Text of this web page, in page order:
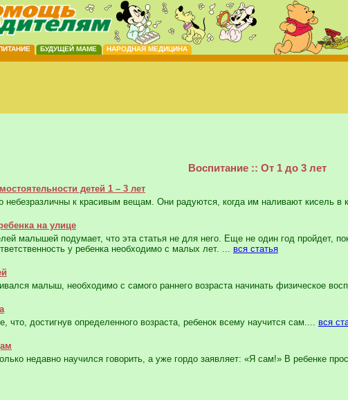
БУДУЩЕЙ МАМЕ НАРОДНАЯ МЕДИЦИНА
Воспитание :: От 1 до 3 лет
детей 1 – 3 лет
небезразличны к красивым вещам. Они радуются, когда им наливают кисель в
на улице
малышей подумает, что эта статья не для него. Еще не один год пройдет,
у ребенка необходимо с малых лет. ... вся статья
малыш, необходимо с самого раннего возраста начинать физическое
достигнув определенного возраста, ребенок всему научится сам.... вся
недавно научился говорить, а уже гордо заявляет: «Я сам!» В ребенке